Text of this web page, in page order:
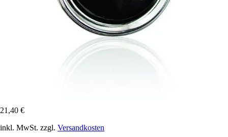
21,40 €
inkl. MwSt. zzgl. Versandkosten